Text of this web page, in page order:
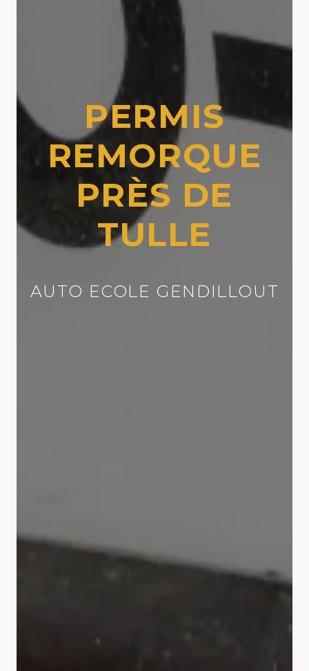
PERMIS
REMORQUE
PRÈS DE
TULLE
AUTO ECOLE GENDILLOUT